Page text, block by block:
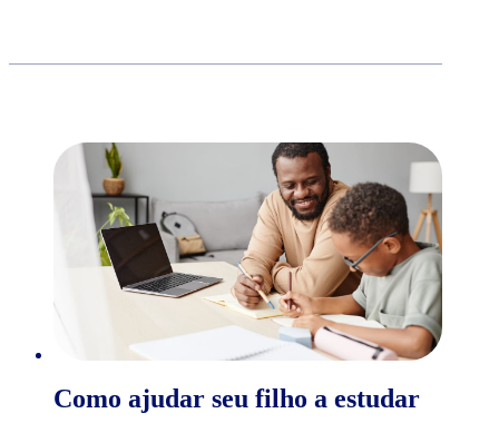
Como ajudar seu filho a estudar